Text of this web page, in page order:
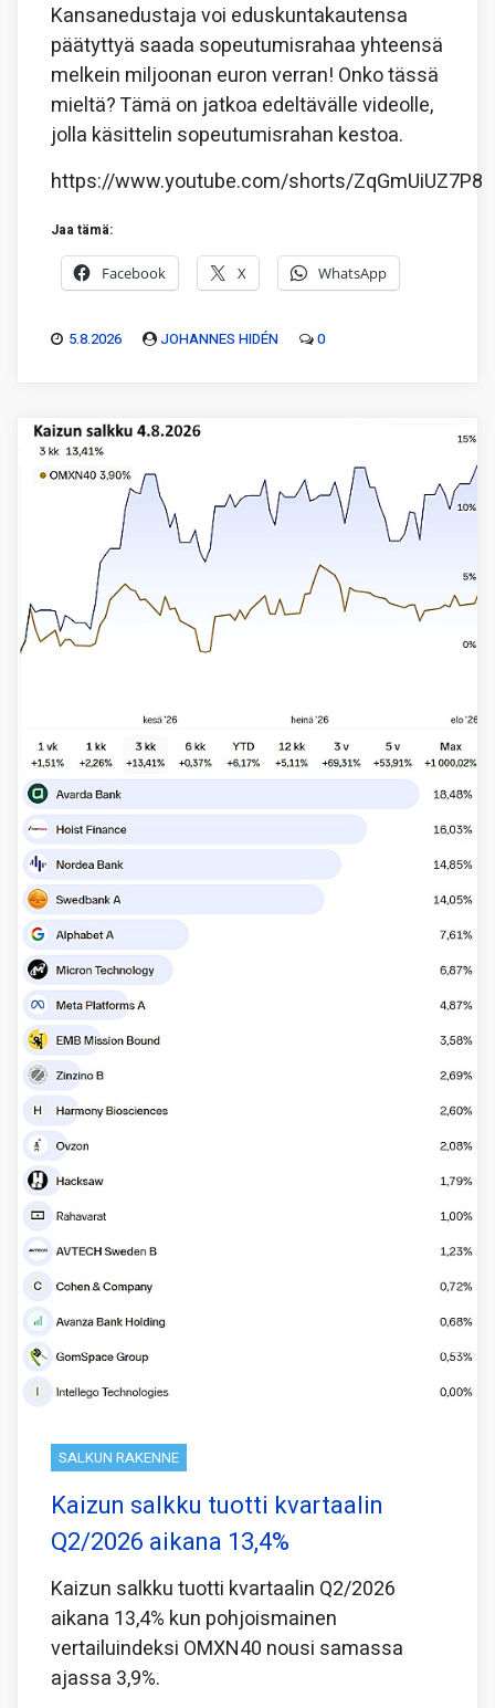
Kansanedustaja voi eduskuntakautensa
päätyttyä saada sopeutumisrahaa yhteensä
melkein miljoonan euron verran! Onko tässä
mieltä? Tämä on jatkoa edeltävälle videolle,
jolla käsittelin sopeutumisrahan kestoa.
https://www.youtube.com/shorts/ZqGmUiUZ7P8
Jaa tämä:
Facebook X WhatsApp
5.8.2026 JOHANNES HIDÉN 0
SALKUN RAKENNE
Kaizun salkku tuotti kvartaalin
Q2/2026 aikana 13,4%
Kaizun salkku tuotti kvartaalin Q2/2026
aikana 13,4% kun pohjoismainen
vertailuindeksi OMXN40 nousi samassa
ajassa 3,9%.